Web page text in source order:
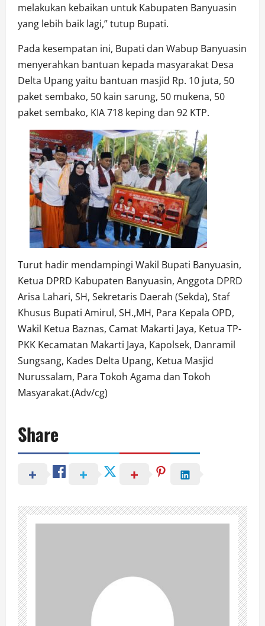
melakukan kebaikan untuk Kabupaten Banyuasin
yang lebih baik lagi,” tutup Bupati.
Pada kesempatan ini, Bupati dan Wabup Banyuasin
menyerahkan bantuan kepada masyarakat Desa
Delta Upang yaitu bantuan masjid Rp. 10 juta, 50
paket sembako, 50 kain sarung, 50 mukena, 50
paket sembako, KIA 718 keping dan 92 KTP.
Turut hadir mendampingi Wakil Bupati Banyuasin,
Ketua DPRD Kabupaten Banyuasin, Anggota DPRD
Arisa Lahari, SH, Sekretaris Daerah (Sekda), Staf
Khusus Bupati Amirul, SH.,MH, Para Kepala OPD,
Wakil Ketua Baznas, Camat Makarti Jaya, Ketua TP-
PKK Kecamatan Makarti Jaya, Kapolsek, Danramil
Sungsang, Kades Delta Upang, Ketua Masjid
Nurussalam, Para Tokoh Agama dan Tokoh
Masyarakat.(Adv/cg)
Share